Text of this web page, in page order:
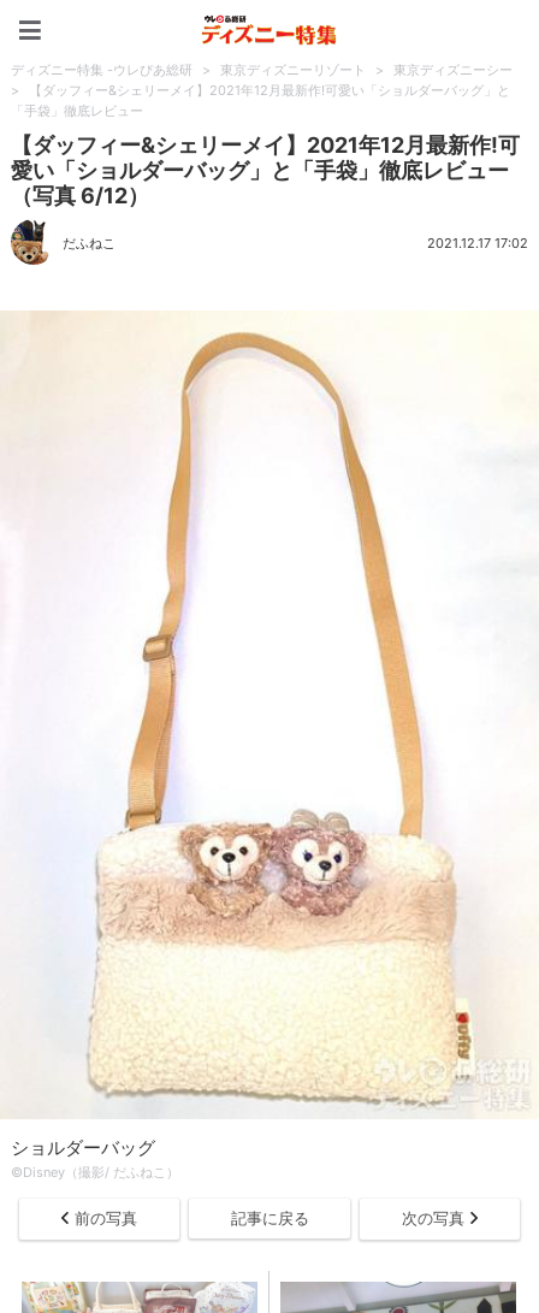
ディズニー特集 -ウレぴあ総研 > 東京ディズニーリゾート >
東京ディズニーシー
>
【ダッフィー&シェリーメイ】2021年12月最新作!可愛い「ショルダーバッグ」と
「手袋」徹底レビュー
【ダッフィー&シェリーメイ】2021年12月最新作!可
愛い「ショルダーバッグ」と「手袋」徹底レビュー
（写真 6/12）
だふねこ 2021.12.17 17:02
ショルダーバッグ
©Disney（撮影/ だふねこ）
前の写真 記事に戻る 次の写真